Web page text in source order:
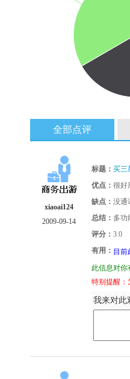
全部点评
xiaoai124
2009-09-14
标题： 买三
优点： 很好
缺点： 没通
总结： 多功
评分： 3.0
有用： 目前
此信息对你
特别提醒：
我来对此